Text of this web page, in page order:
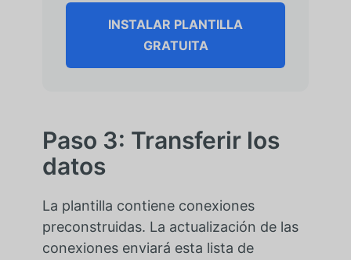
INSTALAR PLANTILLA
GRATUITA
Paso 3: Transferir los
datos
La plantilla contiene conexiones
preconstruidas. La actualización de las
conexiones enviará esta lista de